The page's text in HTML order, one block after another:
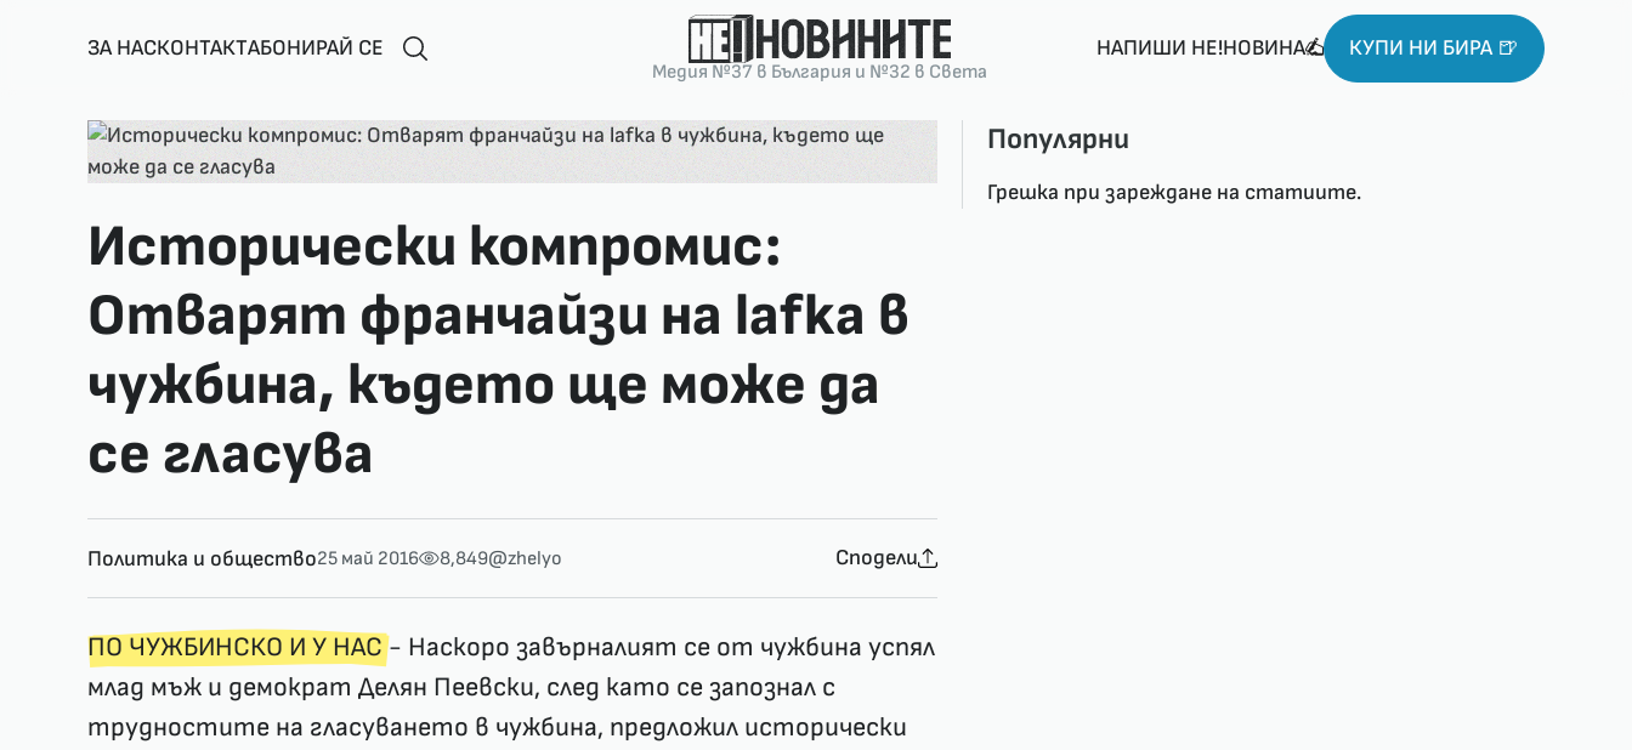
ЗА НАСКОНТАКТАБОНИРАЙ СЕ
Медия №37 в България и №32 в Света
НАПИШИ НЕ!НОВИНА КУПИ НИ БИРА 🍺
Исторически компромис:
Отварят франчайзи на lafka в
чужбина, където ще може да
се гласува
Политика и общество25 май 2016 8,849@zhelyo Сподели
ПО ЧУЖБИНСКО И У НАС- Наскоро завърналият се от чужбина успял
млад мъж и демократ Делян Пеевски, след като се запознал с
трудностите на гласуването в чужбина, предложил исторически
Популярни
Грешка при зареждане на статиите.